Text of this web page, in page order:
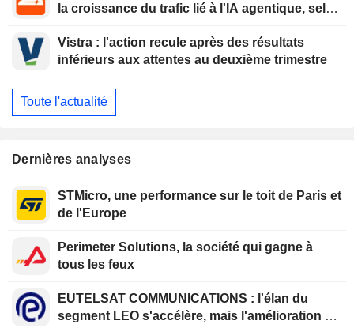
la croissance du trafic lié à l'IA agentique, selon
Vistra : l'action recule après des résultats
inférieurs aux attentes au deuxième trimestre
Toute l'actualité
Dernières analyses
STMicro, une performance sur le toit de Paris et
de l'Europe
Perimeter Solutions, la société qui gagne à
tous les feux
EUTELSAT COMMUNICATIONS : l'élan du
segment LEO s'accélère, mais l'amélioration de